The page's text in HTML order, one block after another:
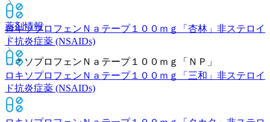
薬剤情報
ロキソプロフェンＮａテープ１００ｍｇ「ＮＰ」
ロキソプロフェンＮａテープ１００ｍｇ「杏林」 非ステロイ
ド抗炎症薬 (NSAIDs)
ロキソプロフェンＮａテープ１００ｍｇ「三和」 非ステロイ
ド抗炎症薬 (NSAIDs)